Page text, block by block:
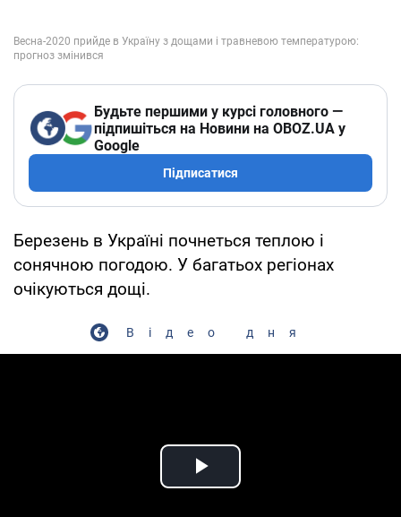
Будьте першими у курсі головного —
підпишіться на Новини на OBOZ.UA у
Google
Підписатися
Березень в Україні почнеться теплою і
сонячною погодою. У багатьох регіонах
очікуються дощі.
Відео дня
Play Video